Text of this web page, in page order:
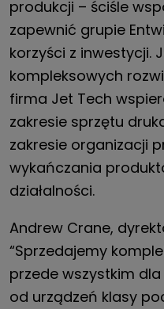
produkcji – ściśle
zapewnić grupie
korzyści z inwestycji.
kompleksowych
firma Jet Tech
zakresie sprzętu
zakresie organizacji
wykańczania
działalności.
Andrew Crane,
“Sprzedajemy
przede wszystkim
od urządzeń klasy